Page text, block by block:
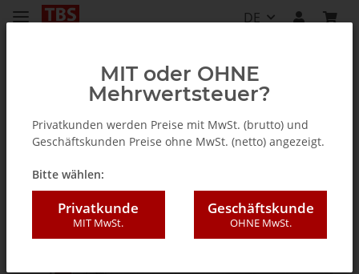
DE
TV Tuner für PC (intern / extern)
MIT oder OHNE
Mehrwertsteuer?
Privatkunden werden Preise mit MwSt. (brutto) und
Geschäftskunden Preise ohne MwSt. (netto) angezeigt.
Bitte wählen:
Privatkunde
MIT MwSt.
Geschäftskunde
OHNE MwSt.